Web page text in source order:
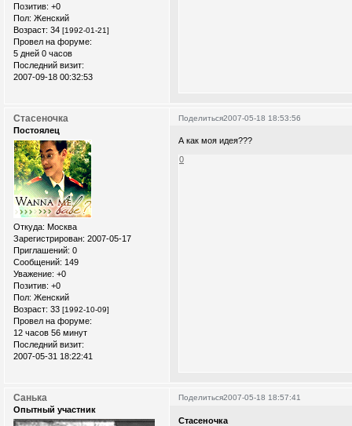
Позитив: +0
Пол: Женский
Возраст: 34 [1992-01-21]
Провел на форуме:
5 дней 0 часов
Последний визит:
2007-09-18 00:32:53
Поделиться2007-05-18 18:53:56
Стасеночка
Постоялец
Откуда: Москва
Зарегистрирован: 2007-05-17
Приглашений: 0
Сообщений: 149
Уважение: +0
Позитив: +0
Пол: Женский
Возраст: 33 [1992-10-09]
Провел на форуме:
12 часов 56 минут
Последний визит:
2007-05-31 18:22:41
А как моя идея???
0
Поделиться2007-05-18 18:57:41
Санька
Опытный участник
Стасеночка